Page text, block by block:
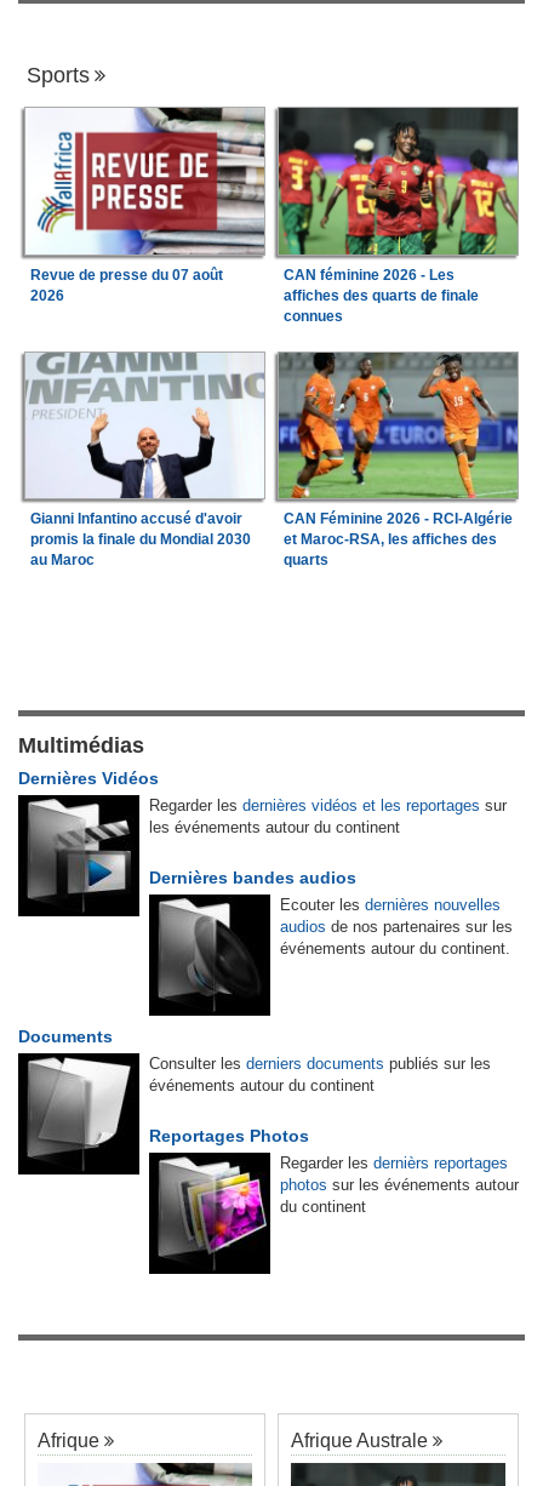
Sports
Revue de presse du 07 août
2026
CAN féminine 2026 - Les
affiches des quarts de finale
connues
Gianni Infantino accusé d'avoir
promis la finale du Mondial 2030
au Maroc
CAN Féminine 2026 - RCI-Algérie
et Maroc-RSA, les affiches des
quarts
Multimédias
Dernières Vidéos
Regarder les dernières vidéos et les reportages sur
les événements autour du continent
Dernières bandes audios
Ecouter les dernières nouvelles
audios de nos partenaires sur les
événements autour du continent.
Documents
Consulter les derniers documents publiés sur les
événements autour du continent
Reportages Photos
Regarder les dernièrs reportages
photos sur les événements autour
du continent
Afrique Afrique Australe